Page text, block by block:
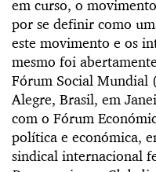
em curso, o
por se definir como
este movimento e os
mesmo foi
Fórum Social Mundial
Alegre, Brasil, em
com o Fórum
política e económica,
sindical internacional